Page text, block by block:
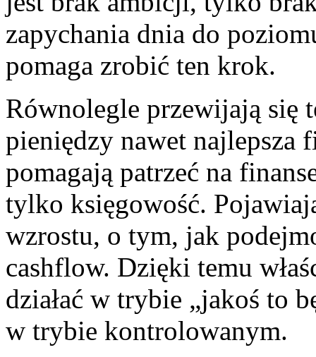
zapychania dnia do
pomaga zrobić ten krok.
Równolegle przewijają się
pieniędzy nawet najlepsza
pomagają patrzeć na
tylko księgowość.
wzrostu, o tym, jak
cashflow. Dzięki temu
działać w trybie „jakoś to
w trybie kontrolowanym.